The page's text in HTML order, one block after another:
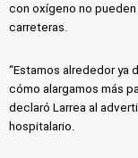
con oxígeno no
carreteras.
“Estamos alrededor ya
cómo alargamos más
declaró Larrea al
hospitalario.